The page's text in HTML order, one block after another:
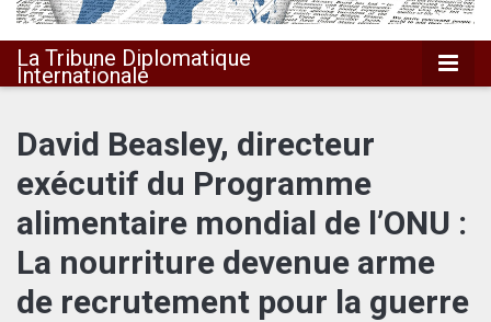
Internationale
La Tribune Diplomatique
Internationale
David Beasley, directeur
exécutif du Programme
alimentaire mondial de l’ONU :
La nourriture devenue arme
de recrutement pour la guerre